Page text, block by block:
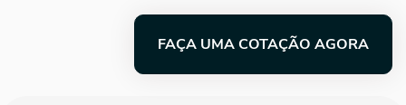
FAÇA UMA COTAÇÃO AGORA